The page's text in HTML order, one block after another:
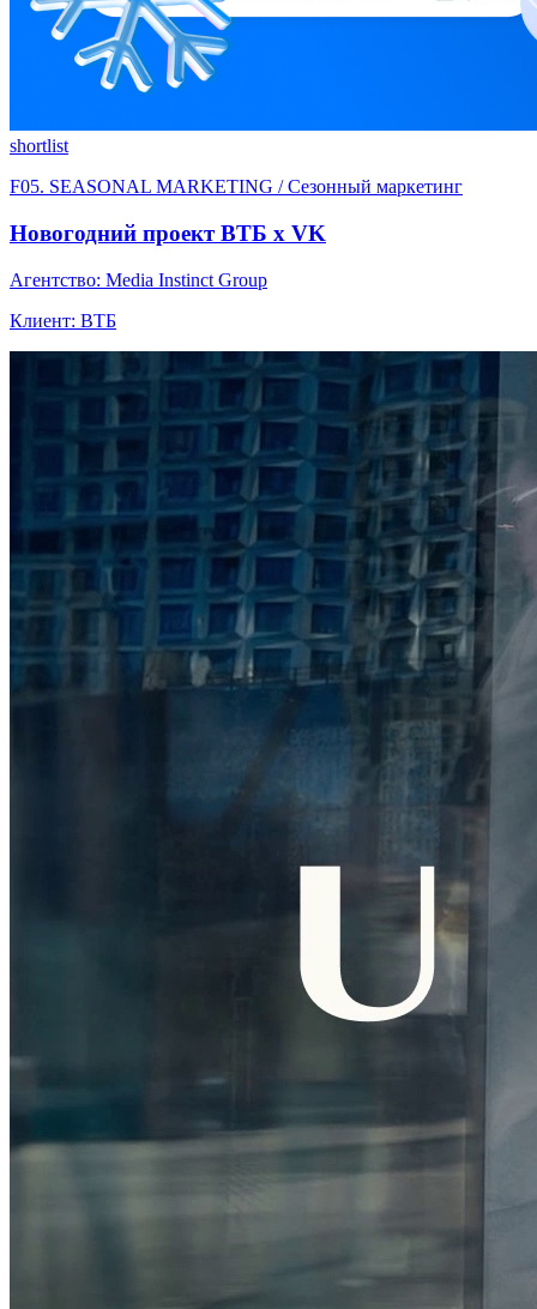
shortlist
F05. SEASONAL MARKETING / Сезонный маркетинг
Новогодний проект ВТБ x VK
Агентство: Media Instinct Group
Клиент: ВТБ